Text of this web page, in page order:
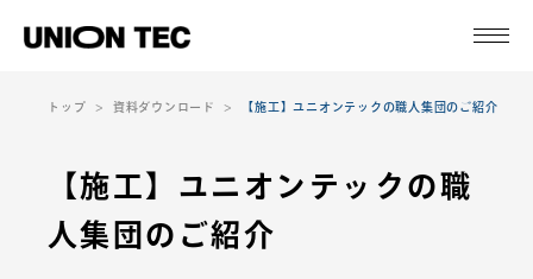
トップ 資料ダウンロード 【施工】ユニオンテックの職人集団のご紹介
【施工】ユニオンテックの職
人集団のご紹介